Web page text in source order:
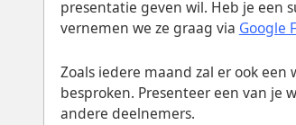
presentatie geven wil. Heb je een
vernemen we ze graag via Google
Zoals iedere maand zal er ook
besproken. Presenteer een van je
andere deelnemers.